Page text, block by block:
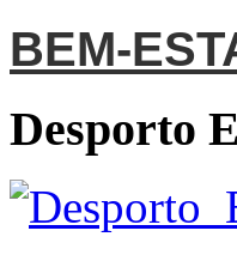
BEM-
Desporto